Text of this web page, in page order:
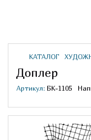
КАТАЛОГ
Доплер
Артикул: БК-1105